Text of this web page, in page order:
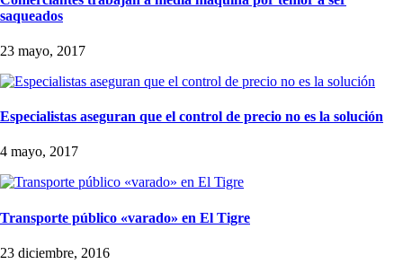
saqueados
23 mayo, 2017
Especialistas aseguran que el control de precio no es la solución
4 mayo, 2017
Transporte público «varado» en El Tigre
23 diciembre, 2016